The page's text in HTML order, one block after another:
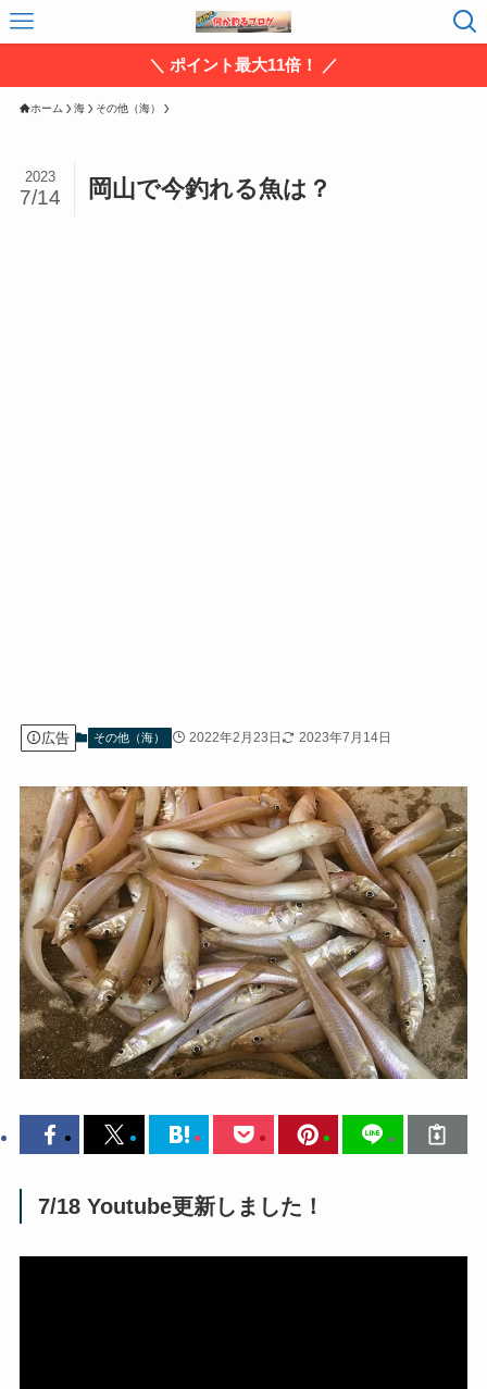
＼ ポイント最大11倍！ ／
ホーム 海 その他（海）
岡山で今釣れる魚は？
2023
7/14
広告 その他（海） 2022年2月23日 2023年7月14日
7/18 Youtube更新しました！